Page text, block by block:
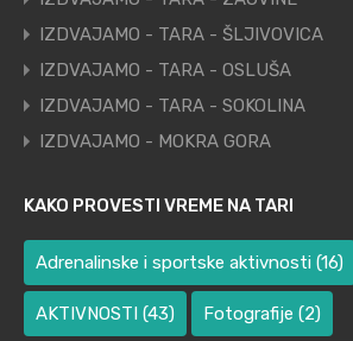
IZDVAJAMO - TARA - ŠLJIVOVICA
IZDVAJAMO - TARA - OSLUŠA
IZDVAJAMO - TARA - SOKOLINA
IZDVAJAMO - MOKRA GORA
KAKO PROVESTI VREME NA TARI
Adrenalinske i sportske aktivnosti (16)
AKTIVNOSTI (43) Fotografije (2)